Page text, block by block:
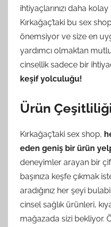
ihtiyaçlarınızı daha
Kırkağaç’taki bu sex
önemsiyor ve size en
yardımcı olmaktan
cinsellik sadece bir
keşif yolculuğu!
Ürün Çeşitliliği
Kırkağaç’taki sex shop,
eden geniş bir ürün
deneyimler arayan bir
başınıza keşfe çıkmak
aradığınız her şeyi
cinsel sağlık ürünleri,
mağazada sizi bekliyor.